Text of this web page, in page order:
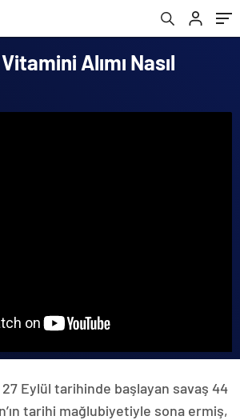
Alımı Nasıl
27 Eylül tarihinde başlayan savaş 44
tarihi mağlubiyetiyle sona ermiş,